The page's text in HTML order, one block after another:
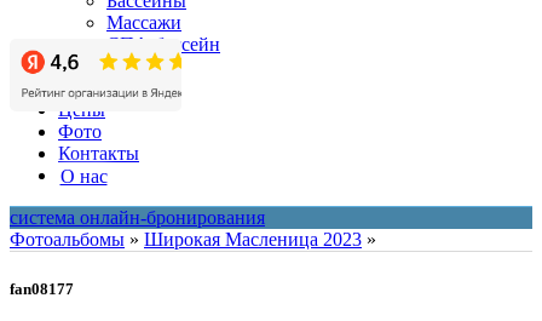
Массажи
СПА-бассейн
Бизнес-центр
Акции
Цены
Фото
Контакты
О нас
система онлайн-бронирования
Фотоальбомы » Широкая Масленица 2023 »
fan08177